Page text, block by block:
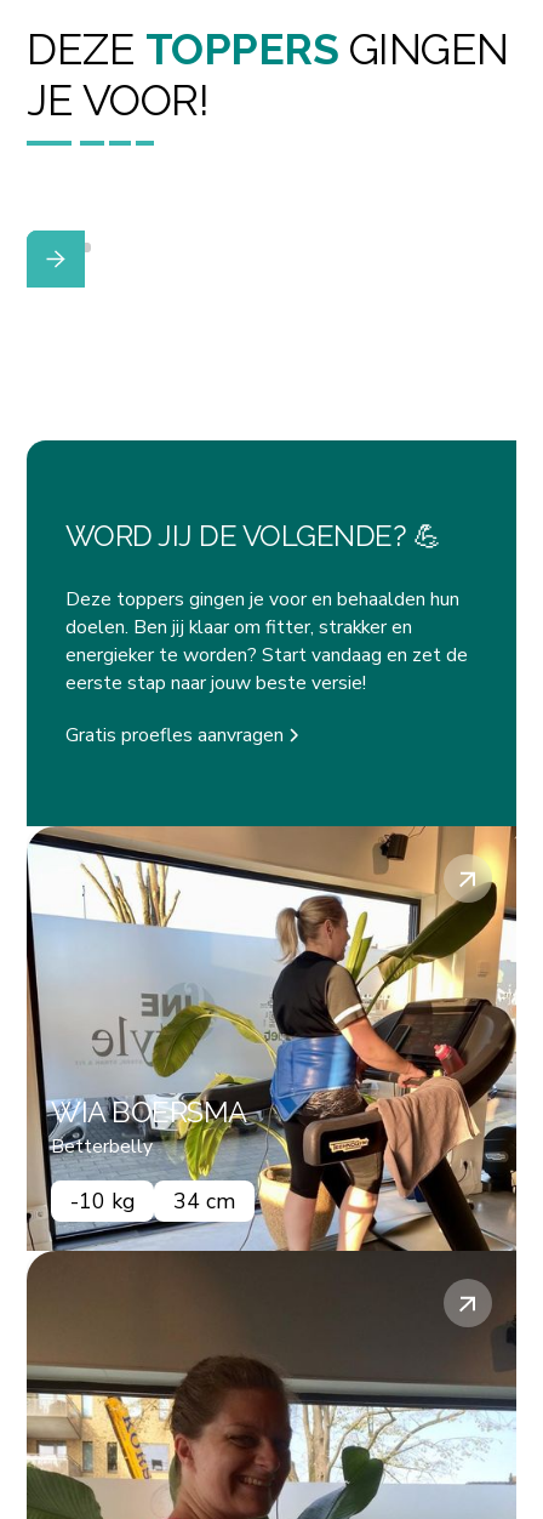
DEZE TOPPERS GINGEN
JE VOOR!
WORD JIJ DE VOLGENDE? 💪
Deze toppers gingen je voor en behaalden hun
doelen. Ben jij klaar om fitter, strakker en
energieker te worden? Start vandaag en zet de
eerste stap naar jouw beste versie!
Gratis proefles aanvragen
WIA BOERSMA
Betterbelly
-10 kg 34 cm